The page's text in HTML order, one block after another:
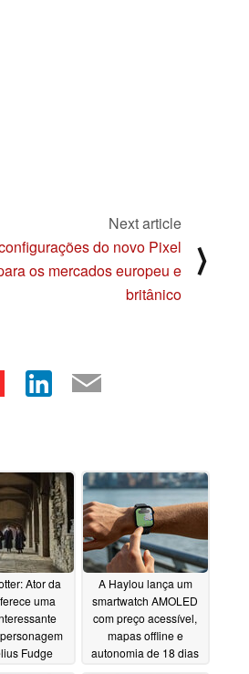
Next article
do novo Pixel
os mercados europeu e
britânico
⟩
Ator da
uma
Fudge
A Haylou lança um
smartwatch AMOLED
com preço acessível,
mapas offline e
autonomia de 18 dias